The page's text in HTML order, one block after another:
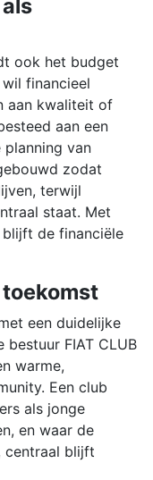
ook het budget
financieel
aan kwaliteit of
aan een
van
zodat
terwijl
staat. Met
de financiële
een duidelijke
FIAT CLUB
warme,
Een club
als jonge
en waar de
centraal blijft